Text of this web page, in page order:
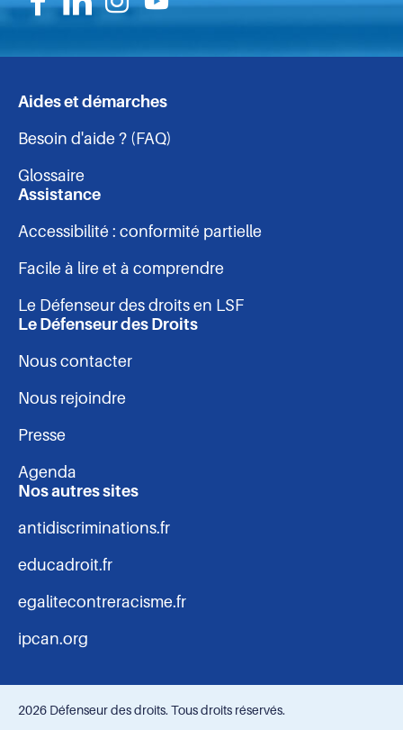
Suivez-
nous
sur
Suivez-
nous
sur
Suivez-
nous
sur
Suivez-
nous
Navigation
-
pied
de
page
Aides et démarches
Besoin d'aide ? (FAQ)
Glossaire
Assistance
Accessibilité : conformité partielle
Facile à lire et à comprendre
Le Défenseur des droits en LSF
Le Défenseur des Droits
Nous contacter
Nous rejoindre
Presse
Agenda
Nos autres sites
antidiscriminations.fr
educadroit.fr
egalitecontreracisme.fr
ipcan.org
2026 Défenseur des droits. Tous droits réservés.